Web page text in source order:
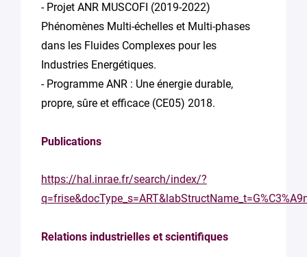
- Projet ANR MUSCOFI (2019-2022)
Phénomènes Multi-échelles et Multi-phases
dans les Fluides Complexes pour les
Industries Energétiques.
- Programme ANR : Une énergie durable,
propre, sûre et efficace (CE05) 2018.
Publications
https://hal.inrae.fr/search/index/?
Relations industrielles et scientifiques